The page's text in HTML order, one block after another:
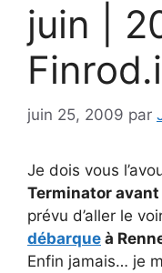
juin |
juin 25, 2009 par
Je dois vous
Terminator
prévu d’aller le
débarque à
Enfin jamais… je